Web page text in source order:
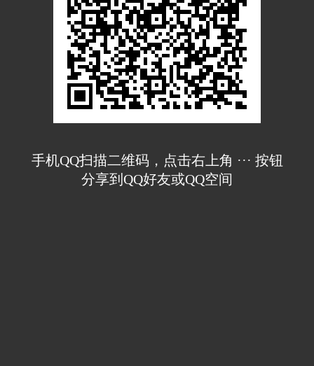
手机QQ扫描二维码，点击右上角 ··· 按钮
分享到QQ好友或QQ空间